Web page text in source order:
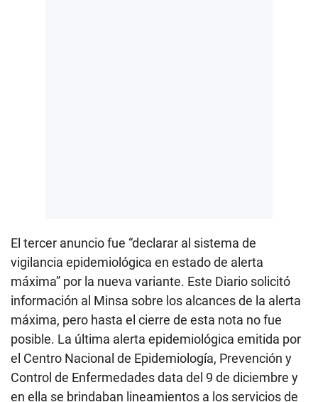
El tercer anuncio fue “declarar al sistema de
vigilancia epidemiológica en estado de alerta
máxima” por la nueva variante. Este Diario solicitó
información al Minsa sobre los alcances de la alerta
máxima, pero hasta el cierre de esta nota no fue
posible. La última alerta epidemiológica emitida por
el Centro Nacional de Epidemiología, Prevención y
Control de Enfermedades data del 9 de diciembre y
en ella se brindaban lineamientos a los servicios de